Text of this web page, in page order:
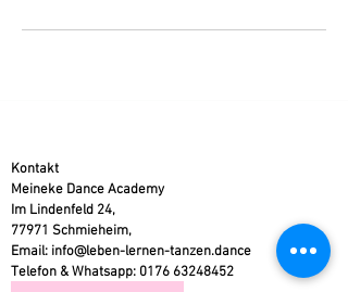
Kontakt
Meineke Dance Academy
Im Lindenfeld 24,
77971 Schmieheim,
Email: info@leben-lernen-tanzen.dance
Telefon & Whatsapp: 0176 63248452